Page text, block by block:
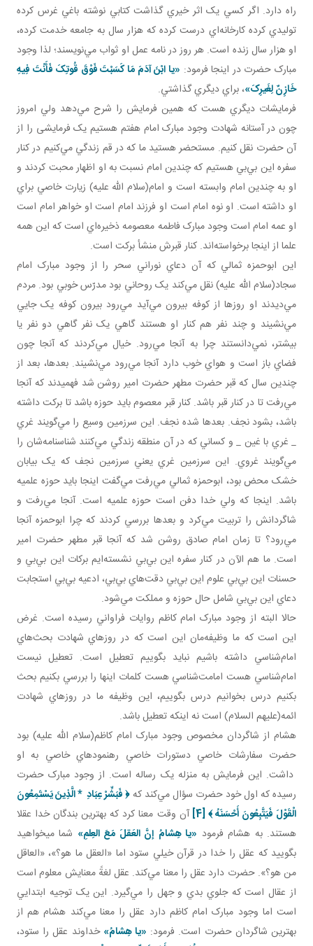
راه دارد. اگر کسي يک اثر خيري گذاشت کتابي نوشته باغي غرس کرده
توليدي کرده کارخانه‌اي درست کرده که هزار سال به جامعه خدمت کرده،
او هزار سال زنده است. هر روز در نامه عمل او ثواب مي‌نويسند؛ لذا وجود
مبارک حضرت در اينجا فرمود: «يا ابْنَ آدَمَ مَا کَسَبْتَ فَوْقَ قُوتِکَ فَأَنْتَ فِيهِ
خَازِنٌ لِغَيرِکَ»، براي ديگري گذاشتي.
فرمايشات ديگري هست که همين فرمايش را شرح مي‌دهد ولي امروز
چون در آستانه شهادت وجود مبارک امام هفتم هستيم يک فرمايشی را از
آن حضرت نقل کنيم. مستحضر هستيد ما که در قم زندگي مي‌کنيم در کنار
سفره اين بي‌بي هستيم که چندين امام نسبت به او اظهار محبت کردند و
او به چندين امام وابسته است و امام(سلام الله عليه) زيارت خاصي براي
او داشته است. او نوه امام است او فرزند امام است او خواهر امام است
او عمه امام است وجود مبارک فاطمه معصومه ذخيره‌اي است که اين همه
علما از اينجا برخواسته‌اند. کنار قبرش منشأ برکت است.
اين ابوحمزه ثمالي که آن دعاي نوراني سحر را از وجود مبارک امام
سجاد(سلام الله عليه) نقل مي‌کند يک روحاني بود مدرّس خوبي بود. مردم
مي‌ديدند او روزها از کوفه بيرون مي‌آيد مي‌رود بيرون کوفه يک جايي
مي‌نشيند و چند نفر هم کنار او هستند گاهي يک نفر گاهي دو نفر يا
بيشتر، نمي‌دانستند چرا به آنجا مي‌رود. خيال مي‌کردند که آنجا چون
فضاي باز است و هواي خوب دارد آنجا مي‌رود مي‌نشيند. بعدها، بعد از
چندين سال که قبر حضرت مطهر حضرت امير روشن شد فهميدند که آنجا
مي‌رفت تا در کنار قبر باشد. کنار قبر معصوم بايد حوزه باشد تا برکت داشته
باشد، بشود نجف. بعدها شده نجف. اين سرزمين وسيع را مي‌گويند غري
_ غري با غين _ و کساني که در آن منطقه زندگي مي‌کنند شناسنامه‌شان را
مي‌گويند غروي. اين سرزمين غري يعني سرزمين نجف که يک بيابان
خشک محض بود، ابوحمزه ثمالي مي‌رفت مي‌گفت اينجا بايد حوزه علميه
باشد. اينجا که ولي خدا دفن است حوزه علميه است. آنجا مي‌رفت و
شاگردانش را تربيت مي‌کرد و بعدها بررسي کردند که چرا ابوحمزه آنجا
مي‌رود؟ تا زمان امام صادق روشن شد که آنجا قبر مطهر حضرت امير
است. ما هم الآن در کنار سفره اين بي‌بي نشسته‌ايم برکات اين بي‌بي و
حسنات اين بي‌بي علوم اين بي‌بي دقت‌هاي بي‌بي، ادعيه بي‌بي استجابت
دعاي اين بي‌بي شامل حال حوزه و مملکت مي‌شود.
حالا البته از وجود مبارک امام کاظم روايات فراواني رسيده است. غرض
اين است که ما وظيفه‌مان اين است که در روزهاي شهادت بحث‌هاي
امام‌شناسي داشته باشيم نبايد بگوييم تعطيل است. تعطيل نيست
امام‌شناسي هست امامت‌شناسي هست کلمات اينها را بررسي بکنيم بحث
بکنيم درس بخوانيم درس بگوييم، اين وظيفه ما در روزهاي شهادت
ائمه(عليهم السلام) است نه اينکه تعطيل باشد.
هشام از شاگردان مخصوص وجود مبارک امام کاظم‌(سلام الله عليه) بود
حضرت سفارشات خاصي دستورات خاصي رهنمودهاي خاصي به او
داشت. اين فرمايش به منزله يک رساله است. از وجود مبارک حضرت
رسيده که اول خود حضرت سؤال مي‌کند که﴿فَبَشِّرْ عِبَادِ *الَّذِينَ يَسْتَمِعُونَ
الْقَوْلَ فَيَتَّبِعُونَ أَحْسَنَهُ﴾[4]
آن وقت معنا کرد که بهترين بندگان خدا عقلا
هستند. به هشام فرمود «يا هِشامُ إنَّ العَقلَ مَعَ العِلمِ» شما می­خواهيد
بگوييد که عقل را خدا در قرآن خيلي ستود اما «العقل ما هو؟»، «العاقل
من هو؟». حضرت دارد عقل را معنا مي‌کند. عقل لغةً معنايش معلوم است
از عقال است که جلوي بدي و جهل را مي‌گيرد. اين يک توجيه ابتدايي
است اما وجود مبارک امام کاظم دارد عقل را معنا مي‌کند هشام هم از
بهترين شاگردان حضرت است. فرمود: «يا هِشامُ» خداوند عقل را ستود،